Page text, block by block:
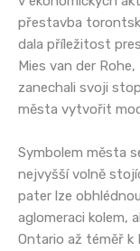
přestavba
dala příležitost
Mies van der
zanechali svoji
města vytvořit
Symbolem města
nejvyšší volně
pater lze
aglomeraci kolem,
Ontario až téměř k